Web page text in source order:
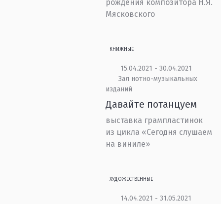
рождения композитора Н.Я.
Мясковского
КНИЖНЫЕ
15.04.2021 - 30.04.2021
Зал нотно-музыкальных
изданий
Давайте потанцуем
выставка грампластинок
из цикла «Сегодня слушаем
на виниле»
ХУДОЖЕСТВЕННЫЕ
14.04.2021 - 31.05.2021